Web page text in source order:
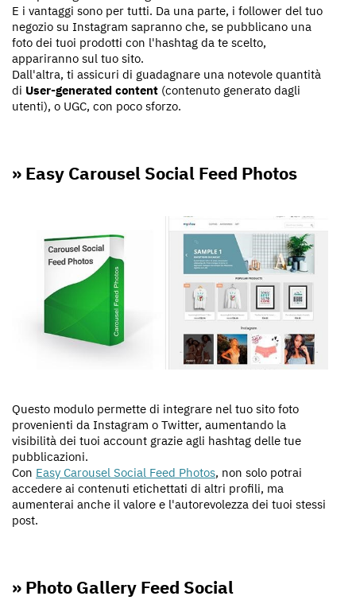
E i vantaggi sono per tutti. Da una parte, i follower del tuo
negozio su Instagram sapranno che, se pubblicano una
foto dei tuoi prodotti con l'hashtag da te scelto,
appariranno sul tuo sito.
Dall'altra, ti assicuri di guadagnare una notevole quantità
di User-generated content (contenuto generato dagli
utenti), o UGC, con poco sforzo.
» Easy Carousel Social Feed Photos
Questo modulo permette di integrare nel tuo sito foto
provenienti da Instagram o Twitter, aumentando la
visibilità dei tuoi account grazie agli hashtag delle tue
pubblicazioni.
Con Easy Carousel Social Feed Photos, non solo potrai
accedere ai contenuti etichettati di altri profili, ma
aumenterai anche il valore e l'autorevolezza dei tuoi stessi
post.
» Photo Gallery Feed Social